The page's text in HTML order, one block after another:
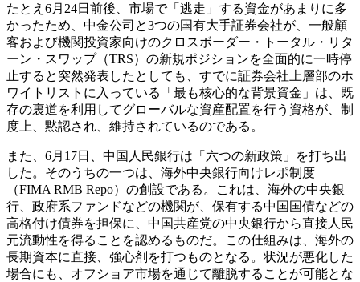
たとえ6月24日前後、市場で「逃走」する資金があまりに多
かったため、中金公司と3つの国有大手証券会社が、一般顧
客および機関投資家向けのクロスボーダー・トータル・リタ
ーン・スワップ（TRS）の新規ポジションを全面的に一時停
止すると突然発表したとしても、すでに証券会社上層部のホ
ワイトリストに入っている「最も核心的な背景資金」は、既
存の裏道を利用してグローバルな資産配置を行う資格が、制
度上、黙認され、維持されているのである。
また、6月17日、中国人民銀行は「六つの新政策」を打ち出
した。そのうちの一つは、海外中央銀行向けレポ制度
（FIMA RMB Repo）の創設である。これは、海外の中央銀
行、政府系ファンドなどの機関が、保有する中国国債などの
高格付け債券を担保に、中国共産党の中央銀行から直接人民
元流動性を得ることを認めるものだ。この仕組みは、海外の
長期資本に直接、強心剤を打つものとなる。状況が悪化した
場合にも、オフショア市場を通じて離脱することが可能とな